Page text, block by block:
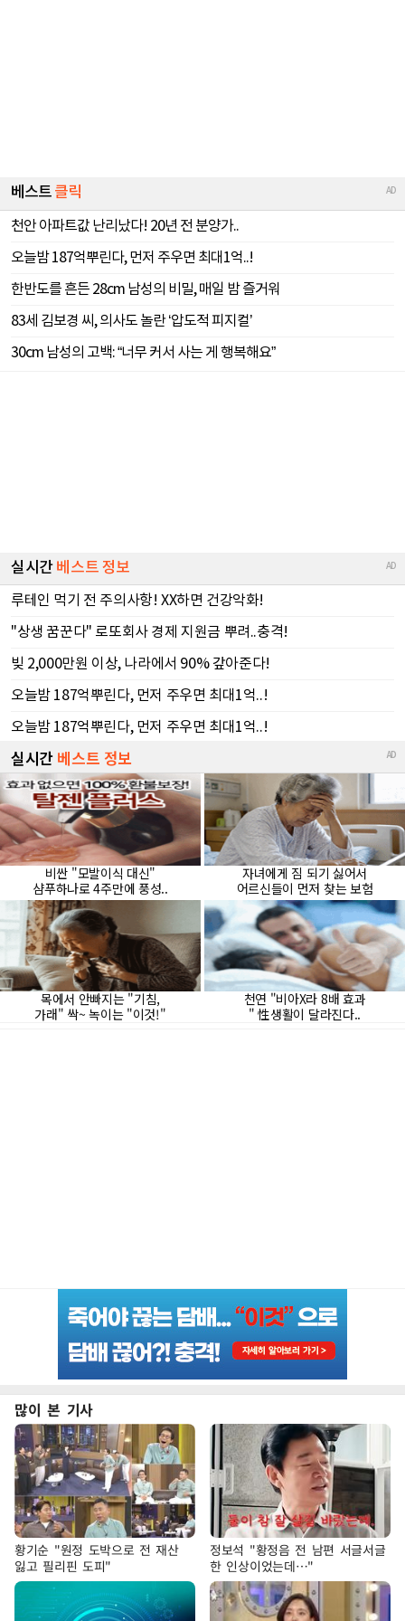
많이 본 기사
황기순 "원정 도박으로 전 재산
잃고 필리핀 도피"
정보석 "황정음 전 남편 서글서글
한 인상이었는데…"